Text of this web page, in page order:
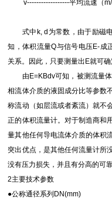
v------------------平均流速（m/
式中k, d为常数，由于励磁电
知，体积流量Q与信号电压E-成
关系。因此，只要测量出E就可
由E=KBdv可知，被测流量体
相流体介质的液固成分比等参数
称流动（如层流或者紊流）就不
正的体积流量计。对于制造商和
量其他任何导电流体介质的体积
突出优点，是其他任何流量计所
没有压力损失，并且有分高的可
2主要技术参数
●公称通径系列DN(mm)